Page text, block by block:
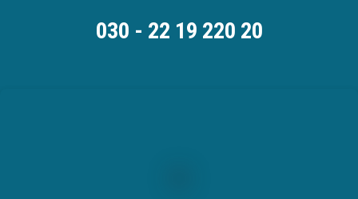
030 - 22 19 220 20